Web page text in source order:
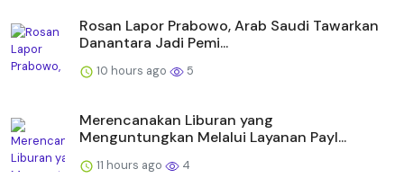
Rosan Lapor Prabowo, Arab Saudi Tawarkan
Danantara Jadi Pemi...
10 hours ago 5
Merencanakan Liburan yang
Menguntungkan Melalui Layanan Payl...
11 hours ago 4